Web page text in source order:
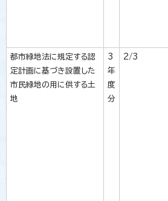
都市緑地法に規定する認
定計画に基づき設置した
市民緑地の用に供する土
地
3
年
度
分
2/3